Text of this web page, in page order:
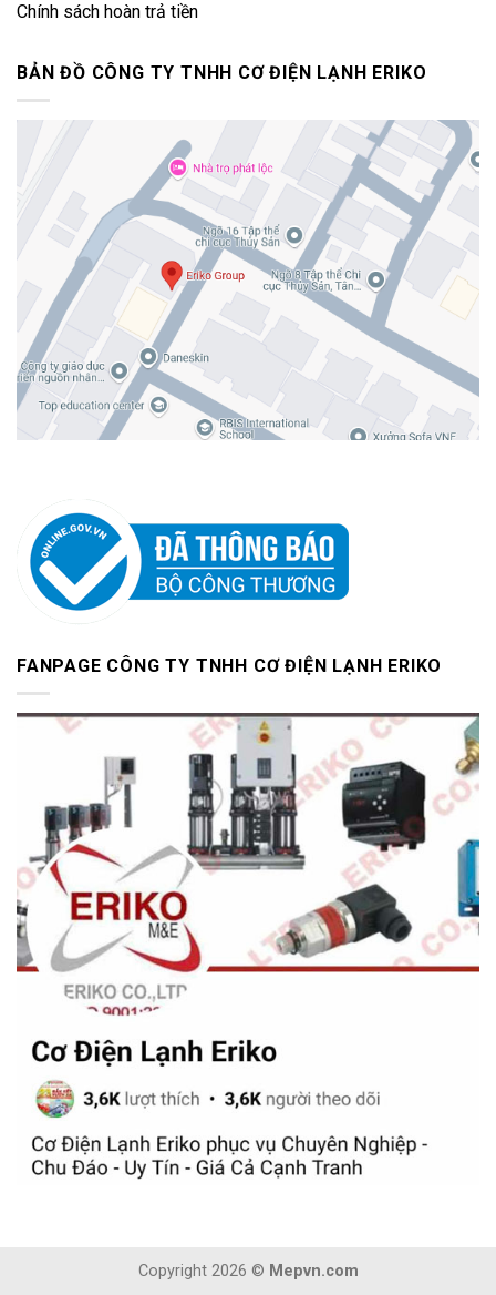
Chính sách hoàn trả tiền
BẢN ĐỒ CÔNG TY TNHH CƠ ĐIỆN LẠNH ERIKO
FANPAGE CÔNG TY TNHH CƠ ĐIỆN LẠNH ERIKO
Copyright 2026 © Mepvn.com